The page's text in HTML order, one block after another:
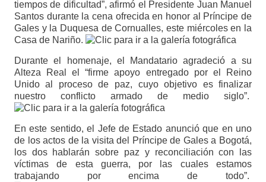
tiempos de dificultad”, afirmó el Presidente Juan Manuel
Santos durante la cena ofrecida en honor al Príncipe de
Gales y la Duquesa de Cornualles, este miércoles en la
Casa de Nariño.
Durante el homenaje, el Mandatario agradeció a su
Alteza Real el “firme apoyo entregado por el Reino
Unido al proceso de paz, cuyo objetivo es finalizar
nuestro conflicto armado de medio siglo”.
En este sentido, el Jefe de Estado anunció que en uno
de los actos de la visita del Príncipe de Gales a Bogotá,
los dos hablarán sobre paz y reconciliación con las
víctimas de esta guerra, por las cuales estamos
trabajando por encima de todo”.